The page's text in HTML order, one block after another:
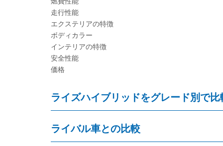
走行性能
エクステリアの特徴
ボディカラー
インテリアの特徴
安全性能
価格
ライズハイブリッドをグレード別で比
ライバル車との比較